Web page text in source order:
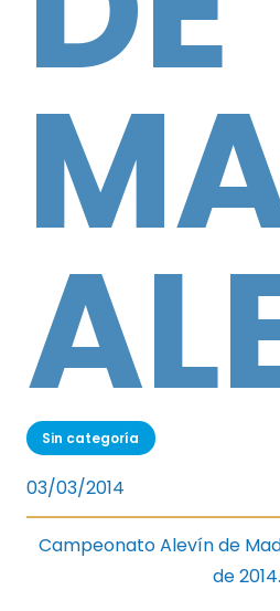
Sin categoría
03/03/2014
Campeonato Alevín de
de 2014.